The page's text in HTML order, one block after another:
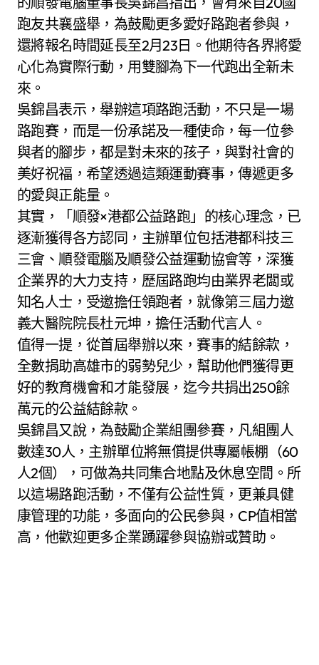
跑友共襄盛舉，為鼓勵更多愛好路跑者參與，
還將報名時間延長至2月23日。他期待各界將愛
心化為實際行動，用雙腳為下一代跑出全新未
來。
吳錦昌表示，舉辦這項路跑活動，不只是一場
路跑賽，而是一份承諾及一種使命，每一位參
與者的腳步，都是對未來的孩子，與對社會的
美好祝福，希望透過這類運動賽事，傳遞更多
的愛與正能量。
其實，「順發×港都公益路跑」的核心理念，已
逐漸獲得各方認同，主辦單位包括港都科技三
三會、順發電腦及順發公益運動協會等，深獲
企業界的大力支持，歷屆路跑均由業界老闆或
知名人士，受邀擔任領跑者，就像第三屆力邀
義大醫院院長杜元坤，擔任活動代言人。
值得一提，從首屆舉辦以來，賽事的結餘款，
全數捐助高雄市的弱勢兒少，幫助他們獲得更
好的教育機會和才能發展，迄今共捐出250餘
萬元的公益結餘款。
吳錦昌又說，為鼓勵企業組團參賽，凡組團人
數達30人，主辦單位將無償提供專屬帳棚（60
人2個），可做為共同集合地點及休息空間。所
以這場路跑活動，不僅有公益性質，更兼具健
康管理的功能，多面向的公民參與，CP值相當
高，他歡迎更多企業踴躍參與協辦或贊助。